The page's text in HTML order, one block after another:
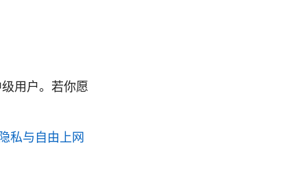
用户。若你愿
私与自由上网